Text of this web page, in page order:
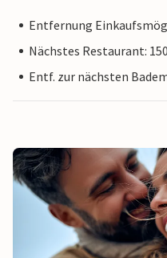
Entfernung
Nächstes Restaurant:
Entf. zur nächsten